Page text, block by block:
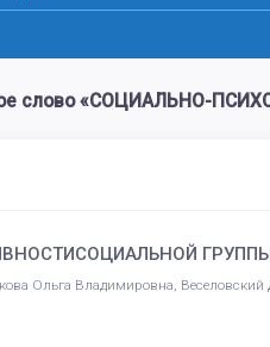
слово «СОЦИАЛЬНО-
ГРУППЫ
Ольга Владимировна,